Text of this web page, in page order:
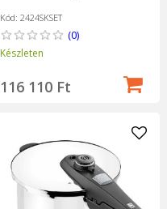
Kód: 2424SKSET
(0)
Készleten
116 110 Ft